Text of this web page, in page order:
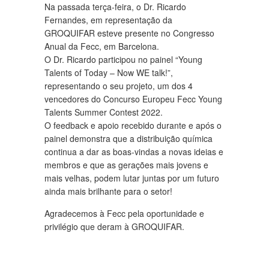
Na passada terça-feira, o Dr. Ricardo
Fernandes, em representação da
GROQUIFAR esteve presente no Congresso
Anual da Fecc, em Barcelona.
O Dr. Ricardo participou no painel “Young
Talents of Today – Now WE talk!”,
representando o seu projeto, um dos 4
vencedores do Concurso Europeu Fecc Young
Talents Summer Contest 2022.
O feedback e apoio recebido durante e após o
painel demonstra que a distribuição química
continua a dar as boas-vindas a novas ideias e
membros e que as gerações mais jovens e
mais velhas, podem lutar juntas por um futuro
ainda mais brilhante para o setor!
Agradecemos à Fecc pela oportunidade e
privilégio que deram à GROQUIFAR.